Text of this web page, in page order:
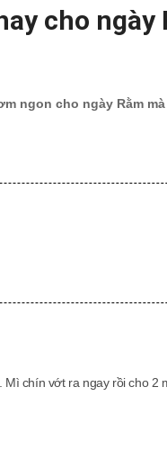
cho ngày
ngon cho ngày Rằm
chín vớt ra ngay rồi cho 2